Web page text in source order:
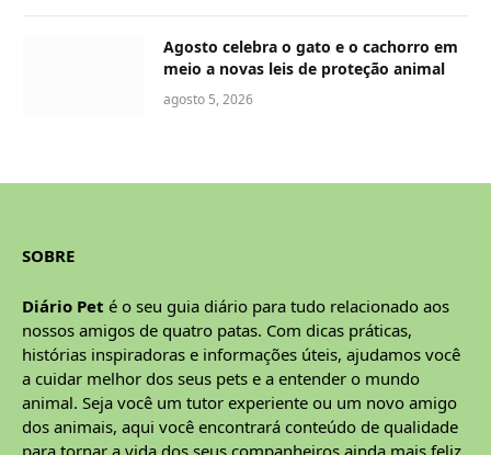
Agosto celebra o gato e o cachorro em
meio a novas leis de proteção animal
agosto 5, 2026
SOBRE
Diário Pet é o seu guia diário para tudo relacionado aos
nossos amigos de quatro patas. Com dicas práticas,
histórias inspiradoras e informações úteis, ajudamos você
a cuidar melhor dos seus pets e a entender o mundo
animal. Seja você um tutor experiente ou um novo amigo
dos animais, aqui você encontrará conteúdo de qualidade
para tornar a vida dos seus companheiros ainda mais feliz